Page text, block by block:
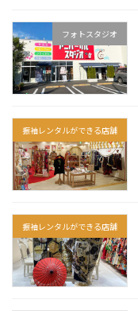
フォトスタジオ
振袖レンタルができる店舗
振袖レンタルができる店舗